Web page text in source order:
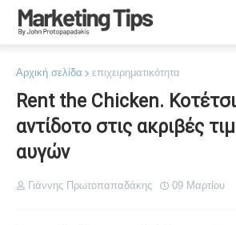
Αρχική σελίδα επιχειρηματικότητα
Rent the Chicken.
αντίδοτο στις ακριβές
αυγών
Γιάννης Πρωτοπαπαδάκης 09 Μαρτίου